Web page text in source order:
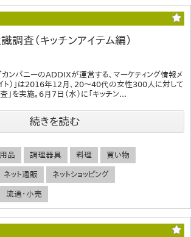
調査（キッチンアイテム編）
カンパニーのADDIXが運営する、マーケティング情報メ
ト）」は2016年12月、20～40代の女性300人に対して
」を実施。6月7日（水）に「キッチン...
続きを読む
品 調理器具 料理 買い物
ネット通販 ネットショッピング
流通・小売